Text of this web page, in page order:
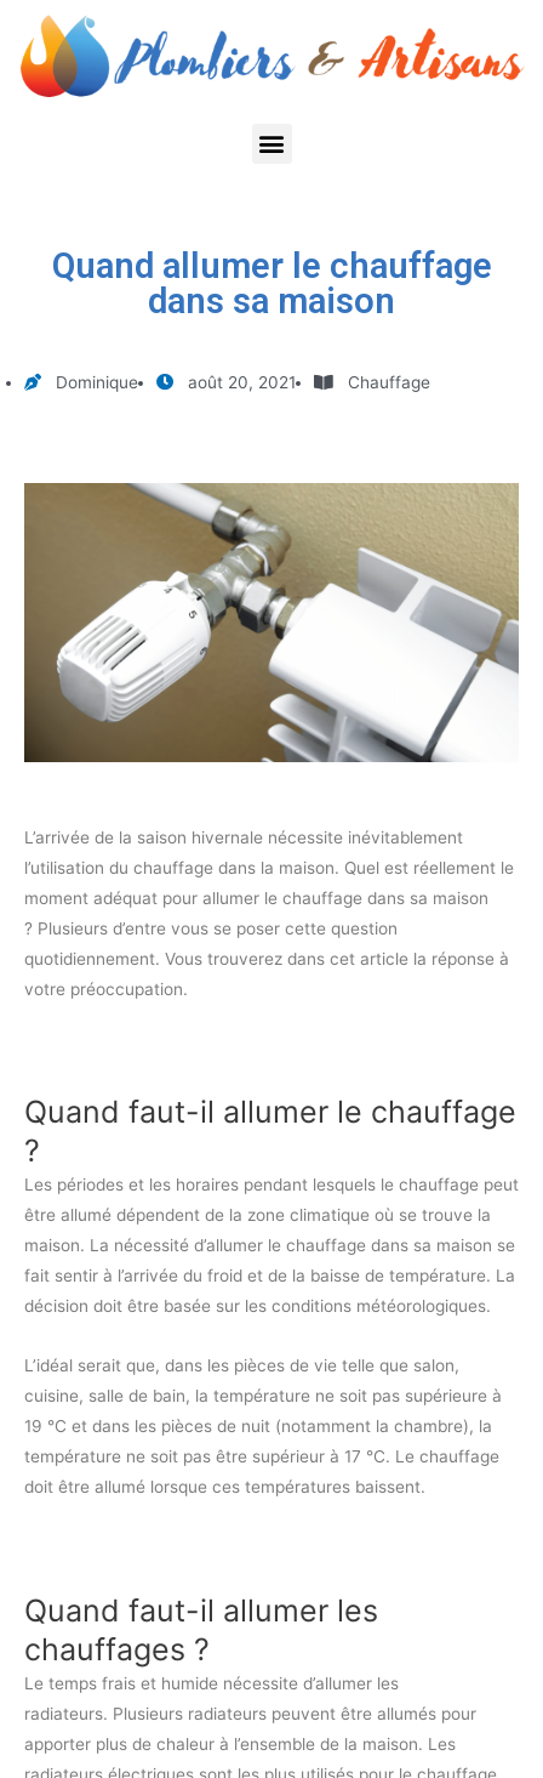
Quand allumer le chauffage
dans sa maison
Dominique août 20, 2021 Chauffage
L’arrivée de la saison hivernale nécessite inévitablement
l’utilisation du chauffage dans la maison. Quel est réellement le
moment adéquat pour allumer le chauffage dans sa maison
? Plusieurs d’entre vous se poser cette question
quotidiennement. Vous trouverez dans cet article la réponse à
votre préoccupation.
Quand faut-il allumer le chauffage
?
Les périodes et les horaires pendant lesquels le chauffage peut
être allumé dépendent de la zone climatique où se trouve la
maison. La nécessité d’allumer le chauffage dans sa maison se
fait sentir à l’arrivée du froid et de la baisse de température. La
décision doit être basée sur les conditions météorologiques.
L’idéal serait que, dans les pièces de vie telle que salon,
cuisine, salle de bain, la température ne soit pas supérieure à
19 °C et dans les pièces de nuit (notamment la chambre), la
température ne soit pas être supérieur à 17 °C. Le chauffage
doit être allumé lorsque ces températures baissent.
Quand faut-il allumer les
chauffages ?
Le temps frais et humide nécessite d’allumer les
radiateurs. Plusieurs radiateurs peuvent être allumés pour
apporter plus de chaleur à l’ensemble de la maison. Les